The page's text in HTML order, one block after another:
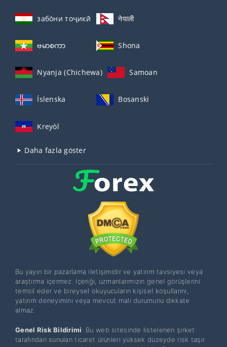
забо́ни тоҷикӣ́ नेपाली
ဗမာစကာ Shona
Nyanja (Chichewa) Samoan
Íslenska Bosanski
Kreyòl
Daha fazla göster
Bu yayın bir pazarlama iletişimidir ve yatırım tavsiyesi veya
araştırma içermez. İçeriği, uzmanlarımızın genel görüşlerini
temsil eder ve bireysel okuyucuların kişisel koşullarını,
yatırım deneyimini veya mevcut mali durumunu dikkate
almaz.
Genel Risk Bildirimi: Bu web sitesinde listelenen şirket
tarafından sunulan ticaret ürünleri yüksek düzeyde risk taşır